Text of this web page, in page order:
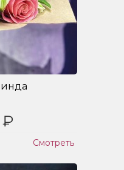
₽
Смотреть